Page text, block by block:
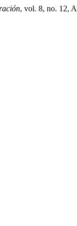
, vol. 8, no. 12,